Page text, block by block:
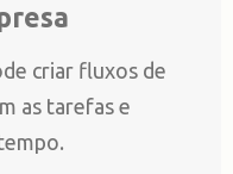
criar fluxos de
as tarefas e